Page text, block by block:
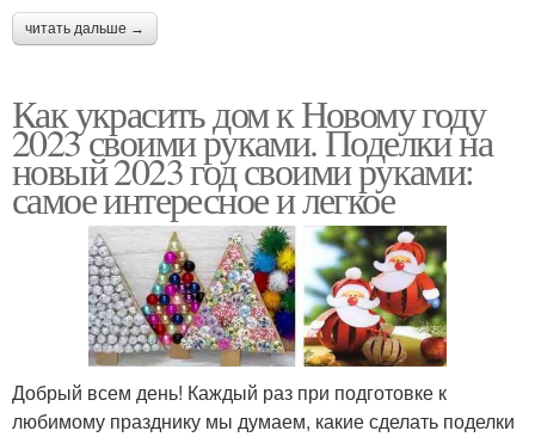
читать дальше →
Как украсить дом к Новому году
2023 своими руками. Поделки на
новый 2023 год своими руками:
самое интересное и легкое
Добрый всем день! Каждый раз при подготовке к
любимому празднику мы думаем, какие сделать поделки